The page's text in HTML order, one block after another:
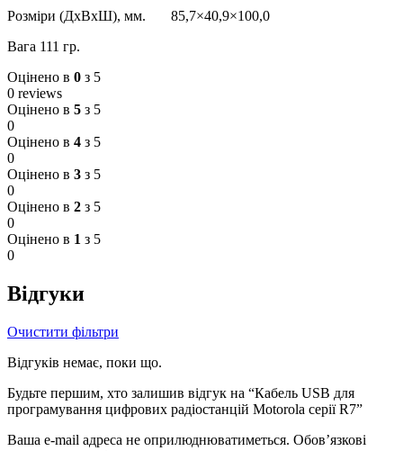
Розміри (ДхВхШ), мм. 85,7×40,9×100,0
Вага 111 гр.
Оцінено в 0 з 5
0 reviews
Оцінено в 5 з 5
0
Оцінено в 4 з 5
0
Оцінено в 3 з 5
0
Оцінено в 2 з 5
0
Оцінено в 1 з 5
0
Відгуки
Очистити фільтри
Відгуків немає, поки що.
Будьте першим, хто залишив відгук на “Кабель USB для
програмування цифрових радіостанцій Motorola серії R7”
Ваша e-mail адреса не оприлюднюватиметься. Обов’язкові